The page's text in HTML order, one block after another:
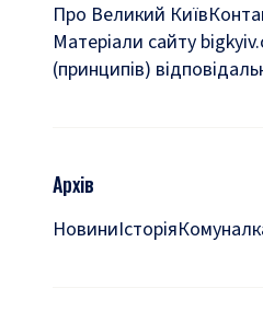
Про Великий Київ
Матеріали сайту
(принципів)
Архів
НовиниІсторія